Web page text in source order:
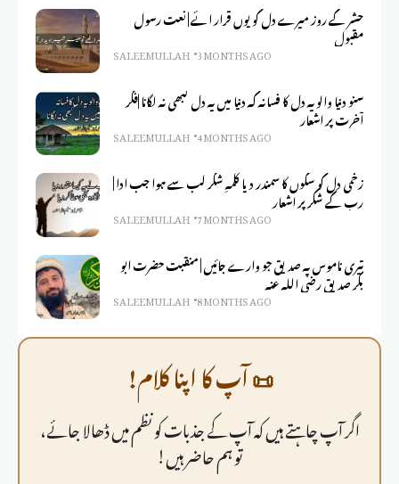
حشر کے روز میرے دل کو یوں قرار ائے | نعت رسول
مقبول
SALEEM ULLAH 3 MONTHS AGO
سنو دنیا والو یہ دل کا فسانہ کہ دنیا میں یہ دل کبھی نہ لگانا |فکر
آخرت پر اشعار
SALEEM ULLAH 4 MONTHS AGO
زخمی دل کو سکوں کا سمندر دیا کلمہِ شکر لب سے ہوا جب ادا |
رب کے شکر پر اشعار
SALEEM ULLAH 7 MONTHS AGO
تیری ناموس پہ صدیق جو وارے جائیں | منقبت حضرت ابو
بکر صدیق رضی اللہ عنہ
SALEEM ULLAH 8 MONTHS AGO
📜 آپ کا اپنا کلام!
اگر آپ چاہتے ہیں کہ آپ کے جذبات کو نظم میں ڈھالا جائے،
تو ہم حاضر ہیں!